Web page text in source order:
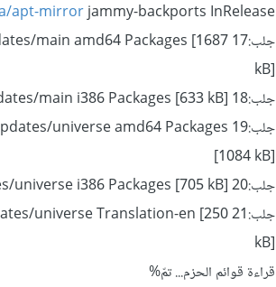
apt-mirrorjammy-backports InRelease
جلب:17
main amd64 Packages [1687
kB]
جلب:18
main i386 Packages [633 kB]
جلب:19
universe amd64 Packages
[1084 kB]
جلب:20
universe i386 Packages [705 kB]
جلب:21
universe Translation-en [250
kB]
قراءة قوائم الحزم...